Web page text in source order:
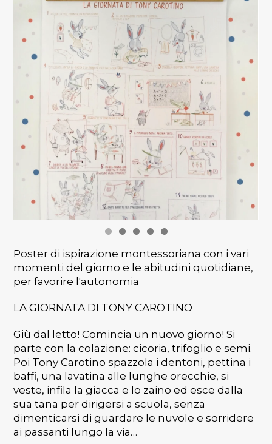
Poster di ispirazione montessoriana con i vari
momenti del giorno e le abitudini quotidiane,
per favorire l'autonomia
LA GIORNATA DI TONY CAROTINO
Giù dal letto! Comincia un nuovo giorno! Si
parte con la colazione: cicoria, trifoglio e semi.
Poi Tony Carotino spazzola i dentoni, pettina i
baffi, una lavatina alle lunghe orecchie, si
veste, infila la giacca e lo zaino ed esce dalla
sua tana per dirigersi a scuola, senza
dimenticarsi di guardare le nuvole e sorridere
ai passanti lungo la via…